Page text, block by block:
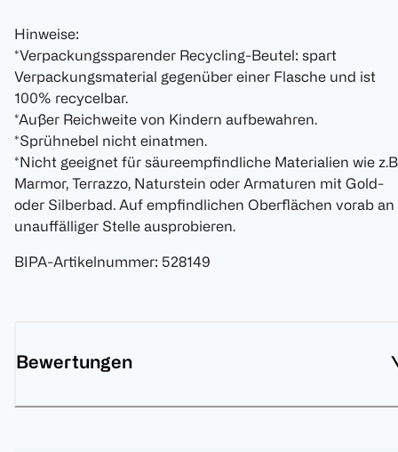
Hinweise:
*Verpackungssparender Recycling-Beutel: spart
Verpackungsmaterial gegenüber einer Flasche und ist
100% recycelbar.
*Außer Reichweite von Kindern aufbewahren.
*Sprühnebel nicht einatmen.
*Nicht geeignet für säureempfindliche Materialien wie
Marmor, Terrazzo, Naturstein oder Armaturen mit Gold-
oder Silberbad. Auf empfindlichen Oberflächen vorab an
unauffälliger Stelle ausprobieren.
BIPA-Artikelnummer: 528149
Bewertungen